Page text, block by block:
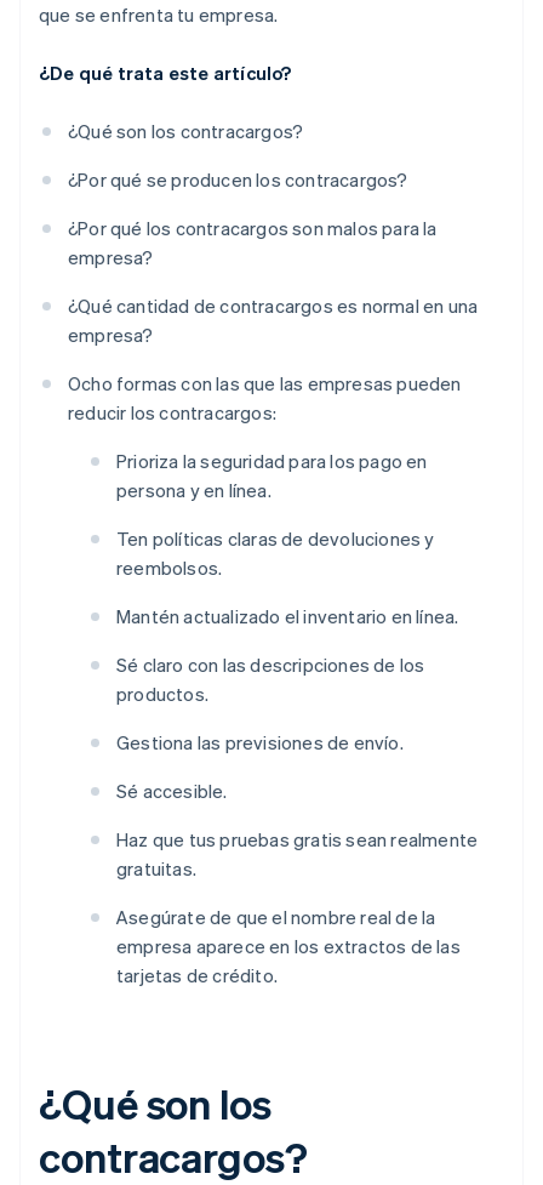
que se enfrenta tu empresa.
¿De qué trata este artículo?
¿Qué son los contracargos?
¿Por qué se producen los contracargos?
¿Por qué los contracargos son malos para la
empresa?
¿Qué cantidad de contracargos es normal en una
empresa?
Ocho formas con las que las empresas pueden
reducir los contracargos:
Prioriza la seguridad para los pago en
persona y en línea.
Ten políticas claras de devoluciones y
reembolsos.
Mantén actualizado el inventario en línea.
Sé claro con las descripciones de los
productos.
Gestiona las previsiones de envío.
Sé accesible.
Haz que tus pruebas gratis sean realmente
gratuitas.
Asegúrate de que el nombre real de la
empresa aparece en los extractos de las
tarjetas de crédito.
¿Qué son los
contracargos?